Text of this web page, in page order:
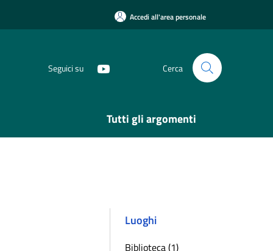
Accedi all'area personale
Seguici su Cerca
Tutti gli argomenti
Luoghi
Biblioteca (1)